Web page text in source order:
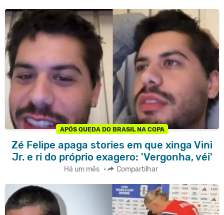
APÓS QUEDA DO BRASIL NA COPA
Zé Felipe apaga stories em que xinga Vini
Jr. e ri do próprio exagero: 'Vergonha, véi'
Há um mês • Compartilhar